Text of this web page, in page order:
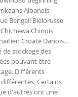
Albanais
Bengali Biélorusse
Chinois
Croate Danois…
de stockage des
pouvant être
Différents
Certains
d'autres ont une